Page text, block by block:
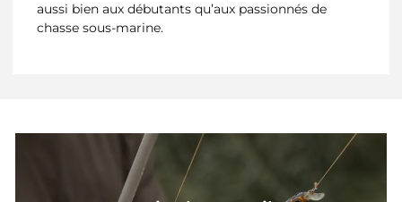
aussi bien aux débutants qu’aux passionnés de
chasse sous-marine.